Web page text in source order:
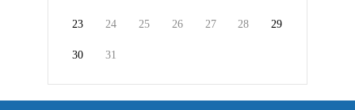
23 24 25 26 27 28 29
30 31